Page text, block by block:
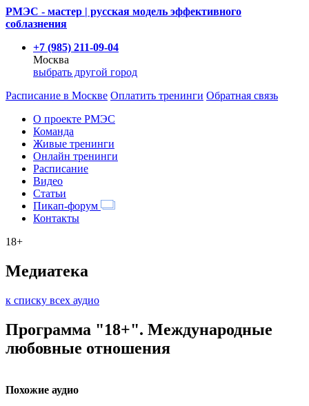
РМЭС - мастер | русская модель эффективного
соблазнения
+7 (985) 211-09-04
Москва
выбрать другой город
Расписание в Москве Оплатить тренинги Обратная связь
О проекте РМЭС
Команда
Живые тренинги
Онлайн тренинги
Расписание
Видео
Статьи
Пикап-форум
Контакты
18+
Медиатека
к списку всех аудио
Программа "18+". Международные
любовные отношения
Похожие аудио